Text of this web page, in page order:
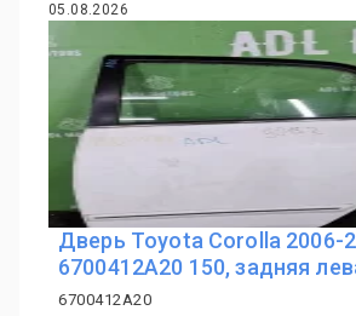
05.08.2026
Дверь Toyota Corolla 2006-
6700412A20 150, задняя
6700412A20